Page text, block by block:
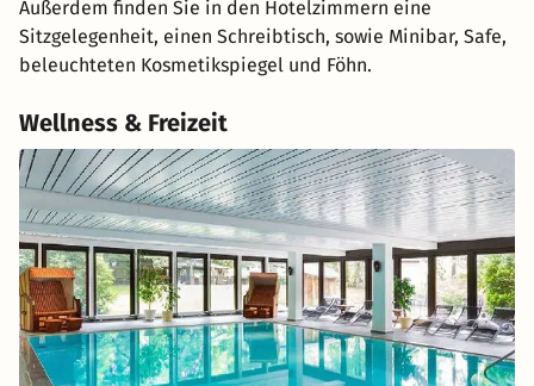
Außerdem finden Sie in den Hotelzimmern eine
Sitzgelegenheit, einen Schreibtisch, sowie Minibar, Safe,
beleuchteten Kosmetikspiegel und Föhn.
Wellness & Freizeit